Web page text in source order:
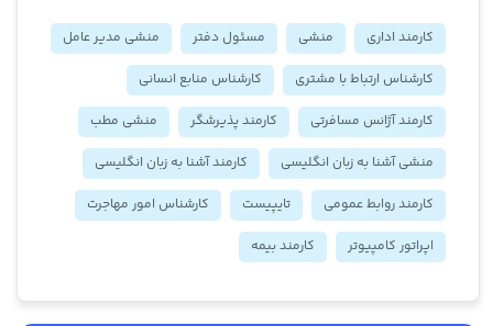
کارمند اداری منشی مسئول دفتر
منشی مدیر عامل
کارشناس ارتباط با مشتری
کارشناس منابع انسانی
کارمند آژانس مسافرتی
کارمند پذیرشگر
منشی مطب
منشی آشنا به زبان انگلیسی
کارمند آشنا به زبان انگلیسی
کارمند روابط عمومی
تایپیست
کارشناس امور مهاجرت
اپراتور کامپیوتر
کارمند بیمه